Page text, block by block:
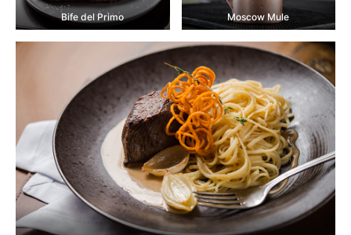
Bife del Primo Moscow Mule